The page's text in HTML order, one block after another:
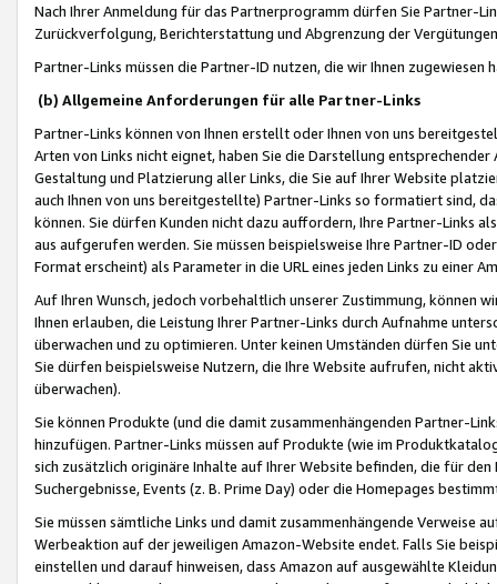
Nach Ihrer Anmeldung für das Partnerprogramm dürfen Sie Partner-
Zurückverfolgung, Berichterstattung und Abgrenzung der
Partner-Links müssen die Partner-ID nutzen, die wir Ihnen zugewiesen
(b) Allgemeine Anforderungen für alle Partner-Links
Partner-Links können von Ihnen erstellt oder Ihnen von uns
Arten von Links nicht eignet, haben Sie die Darstellung
Gestaltung und Platzierung aller Links, die Sie auf Ihrer Website
auch Ihnen von uns bereitgestellte) Partner-Links so formatiert sind,
können. Sie dürfen Kunden nicht dazu auffordern, Ihre Partner-Links
aus aufgerufen werden. Sie müssen beispielsweise Ihre Partner-ID
Format erscheint) als Parameter in die URL eines jeden Links zu einer
Auf Ihren Wunsch, jedoch vorbehaltlich unserer Zustimmung, können
Ihnen erlauben, die Leistung Ihrer Partner-Links durch Aufnahme
überwachen und zu optimieren. Unter keinen Umständen dürfen Sie
Sie dürfen beispielsweise Nutzern, die Ihre Website aufrufen, nicht
überwachen).
Sie können Produkte (und die damit zusammenhängenden Partner-
hinzufügen. Partner-Links müssen auf Produkte (wie im
sich zusätzlich originäre Inhalte auf Ihrer Website befinden, die für
Suchergebnisse, Events (z. B. Prime Day) oder die Homepages
Sie müssen sämtliche Links und damit zusammenhängende
Werbeaktion auf der jeweiligen Amazon-Website endet. Falls Sie
einstellen und darauf hinweisen, dass Amazon auf ausgewählte